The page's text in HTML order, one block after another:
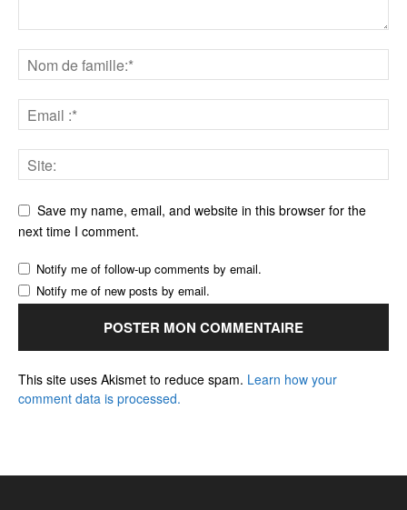
Save my name, email, and website in this browser for the
next time I comment.
Notify me of follow-up comments by email.
Notify me of new posts by email.
This site uses Akismet to reduce spam. Learn how your
comment data is processed.